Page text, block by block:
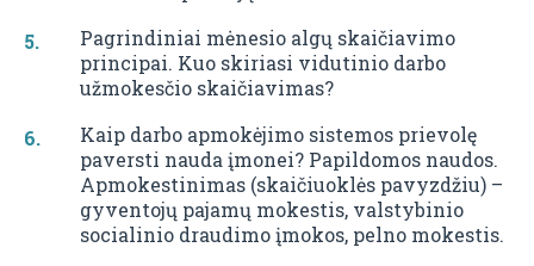
Pagrindiniai mėnesio algų skaičiavimo
principai. Kuo skiriasi vidutinio darbo
užmokesčio skaičiavimas?
Kaip darbo apmokėjimo sistemos prievolę
paversti nauda įmonei? Papildomos naudos.
Apmokestinimas (skaičiuoklės pavyzdžiu) –
gyventojų pajamų mokestis, valstybinio
socialinio draudimo įmokos, pelno mokestis.